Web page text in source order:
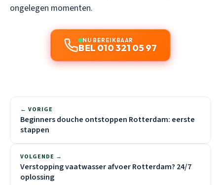
ongelegen momenten.
NU BEREIKBAAR
BEL 010 321 05 97
← VORIGE
Beginners douche ontstoppen Rotterdam: eerste
stappen
VOLGENDE →
Verstopping vaatwasser afvoer Rotterdam? 24/7
oplossing